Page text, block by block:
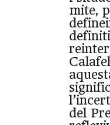
mite,
del